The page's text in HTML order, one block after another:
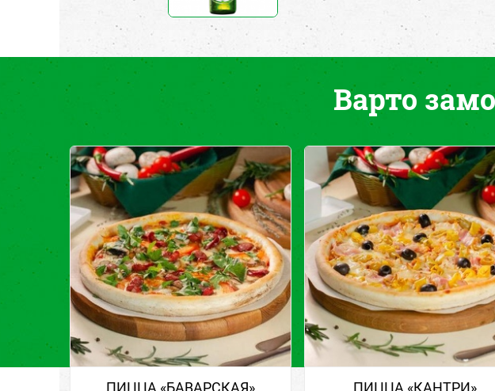
Варто
ПИЦЦА «БАВАРСКАЯ» ПИЦЦА «КАНТРИ»